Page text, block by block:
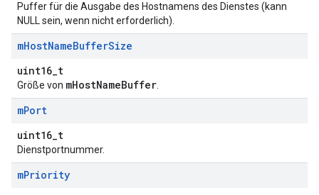
Puffer für die Ausgabe des Hostnamens des Dienstes (kann
NULL sein, wenn nicht erforderlich).
mHostNameBufferSize
uint16_t
Größe von mHostNameBuffer
mPort
uint16_t
Dienstportnummer.
mPriority